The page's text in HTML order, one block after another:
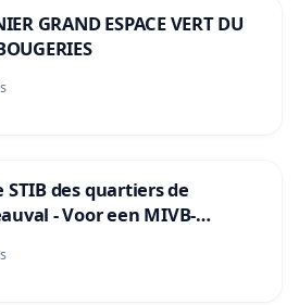
GRAND ESPACE VERT DU
des quartiers de
- Voor een MIVB-
Strombeek en Het